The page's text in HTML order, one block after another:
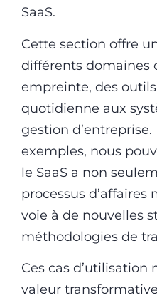
SaaS.
Cette section offre
différents domaines
empreinte, des
quotidienne aux
gestion
exemples, nous
le SaaS a non
processus d’affaires
voie à de nouvelles
méthodologies de
Ces cas
valeur